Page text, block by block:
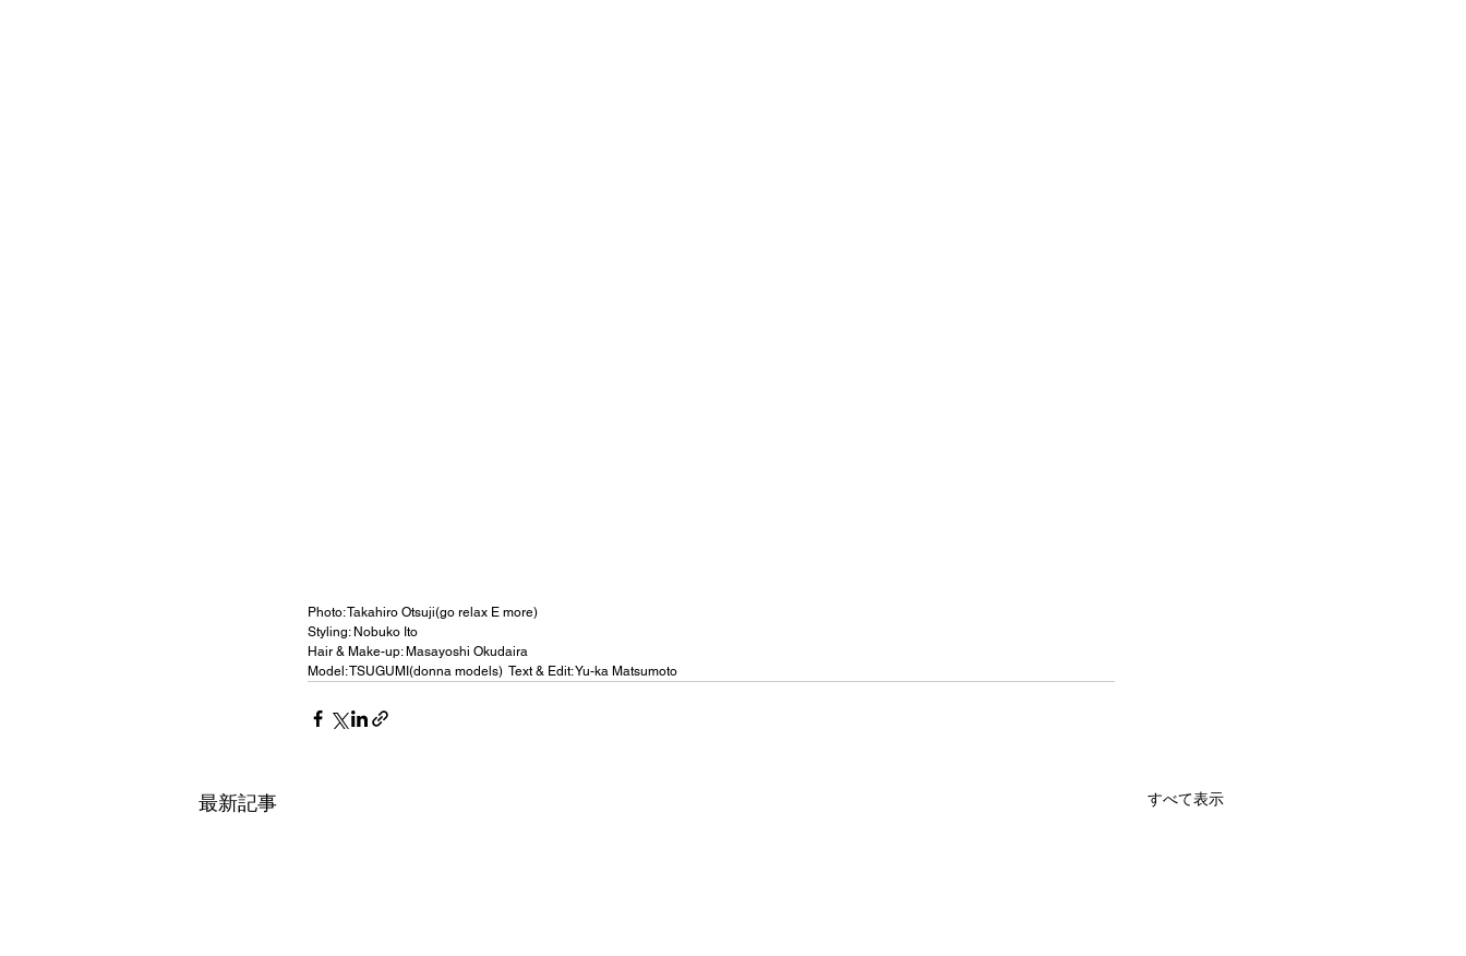
Photo: Takahiro Otsuji(go relax E more)
Styling: Nobuko Ito
Hair & Make-up: Masayoshi Okudaira
Model: TSUGUMI(donna models)  Text & Edit: Yu-ka Matsumoto
最新記事 すべて表示